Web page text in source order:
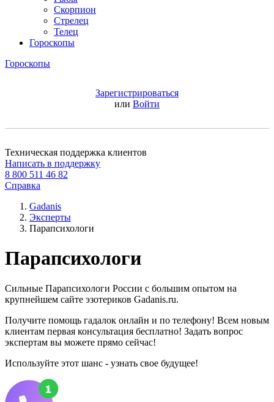
Скорпион
Стрелец
Телец
Гороскопы
Гороскопы
Зарегистрироваться
или Войти
Техническая поддержка клиентов
Написать в поддержку
8 800 511 46 82
Справка
Gadanis
Эксперты
Парапсихологи
Парапсихологи
Сильные Парапсихологи России с большим опытом на
крупнейшем сайте эзотериков Gadanis.ru.
Получите помощь гадалок онлайн и по телефону! Всем новым
клиентам первая консультация бесплатно! Задать вопрос
экспертам вы можете прямо сейчас!
Используйте этот шанс - узнать свое будущее!